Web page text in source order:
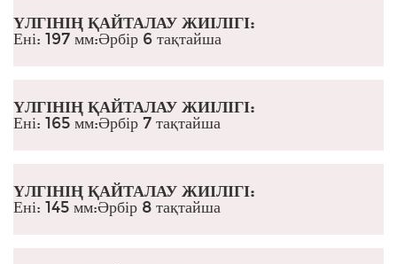
ҮЛГІНІҢ ҚАЙТАЛАУ ЖИІЛІГІ:
Ені: 197 мм:Әрбір 6 тақтайша
ҮЛГІНІҢ ҚАЙТАЛАУ ЖИІЛІГІ:
Ені: 165 мм:Әрбір 7 тақтайша
ҮЛГІНІҢ ҚАЙТАЛАУ ЖИІЛІГІ:
Ені: 145 мм:Әрбір 8 тақтайша